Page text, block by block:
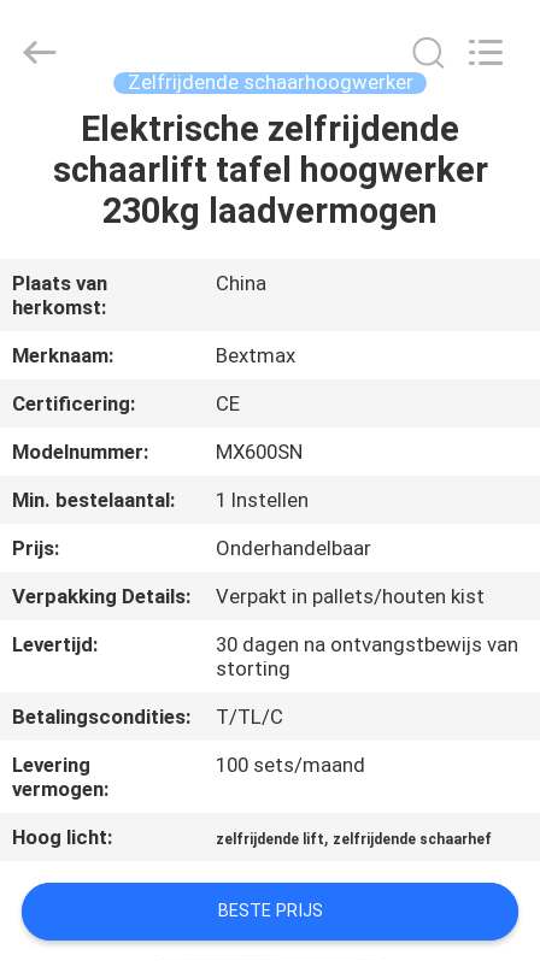
PRODUCTEN
OVER
ONS
FABRIEKSTOCHT
NEEM
CONTACT
MET
OP
NIEUWS
LTD.
Zelfrijdende schaarhoogwerker
Elektrische zelfrijdende
schaarlift tafel hoogwerker
230kg laadvermogen
Plaats van
herkomst:
China
Merknaam:
Bextmax
Certificering:
CE
Modelnummer:
MX600SN
Min. bestelaantal:
1 Instellen
Prijs:
Onderhandelbaar
Verpakking Details:
Verpakt in pallets/houten kist
Levertijd:
30 dagen na ontvangstbewijs van
storting
Betalingscondities:
T/TL/C
Levering
vermogen:
100 sets/maand
Hoog licht: zelfrijdende lift, zelfrijdende schaarhef
BESTE PRIJS